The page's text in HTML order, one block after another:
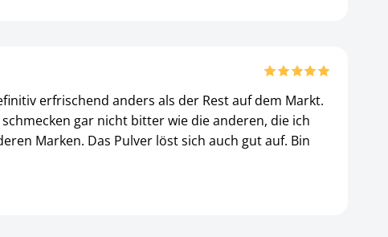
erfrischend anders als der Rest auf dem Markt.
gar nicht bitter wie die anderen, die ich
Marken. Das Pulver löst sich auch gut auf. Bin